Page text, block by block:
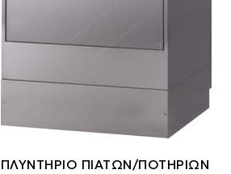
ΠΛΥΝΤΗΡΙΟ ΠΙΑΤΩΝ/ΠΟΤΗΡΙΩΝ